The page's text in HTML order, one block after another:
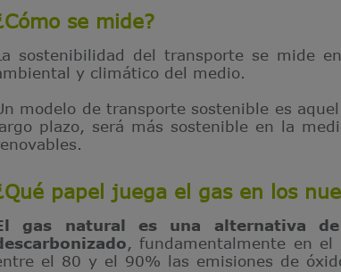
se mide?
sostenibilidad del transporte se mide
y climático del medio.
modelo de transporte sostenible es
plazo, será más sostenible en la
papel juega el gas en los
gas natural es una alternativa
, fundamentalmente en el
el 80 y el 90% las emisiones de